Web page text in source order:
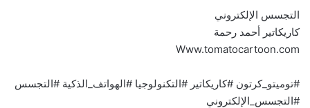
التجسس الإلكتروني
كاريكاتير أحمد رحمة
Www.tomatocartoon.com
#توميتو_كرتون #كاريكاتير #التكنولوجيا #الهواتف_الذكية #التجسس
#التجسس_الإلكتروني